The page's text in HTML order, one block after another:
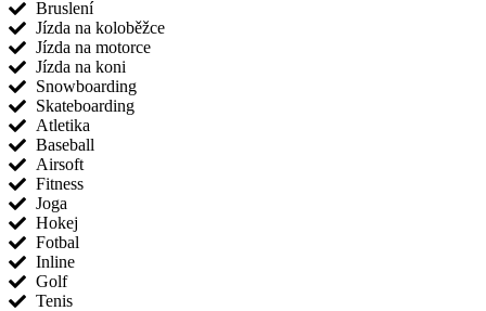
Bruslení
Jízda na koloběžce
Jízda na motorce
Jízda na koni
Snowboarding
Skateboarding
Atletika
Baseball
Airsoft
Fitness
Joga
Hokej
Fotbal
Inline
Golf
Tenis